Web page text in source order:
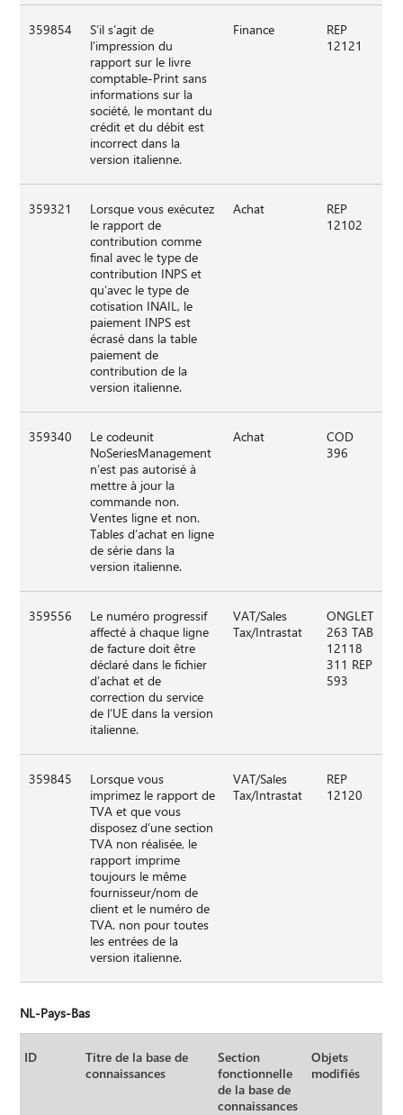
359854
S’il s’agit de
l’impression du
rapport sur le livre
comptable-Print sans
informations sur la
société, le montant du
crédit et du débit est
incorrect dans la
version italienne.
Finance
REP
12121
359321
Lorsque vous exécutez
le rapport de
contribution comme
final avec le type de
contribution INPS et
qu’avec le type de
cotisation INAIL, le
paiement INPS est
écrasé dans la table
paiement de
contribution de la
version italienne.
Achat
REP
12102
359340
Le codeunit
NoSeriesManagement
n’est pas autorisé à
mettre à jour la
commande non.
Ventes ligne et non.
Tables d’achat en ligne
de série dans la
version italienne.
Achat
COD
396
359556
Le numéro progressif
affecté à chaque ligne
de facture doit être
déclaré dans le fichier
d’achat et de
correction du service
de l’UE dans la version
italienne.
VAT/Sales
Tax/Intrastat
ONGLET
263 TAB
12118
311 REP
593
359845
Lorsque vous
imprimez le rapport de
TVA et que vous
disposez d’une section
TVA non réalisée, le
rapport imprime
toujours le même
fournisseur/nom de
client et le numéro de
TVA. non pour toutes
les entrées de la
version italienne.
VAT/Sales
Tax/Intrastat
REP
12120
NL-Pays-Bas
ID
Titre de la base de
connaissances
Section
fonctionnelle
de la base de
connaissances
Objets
modifiés